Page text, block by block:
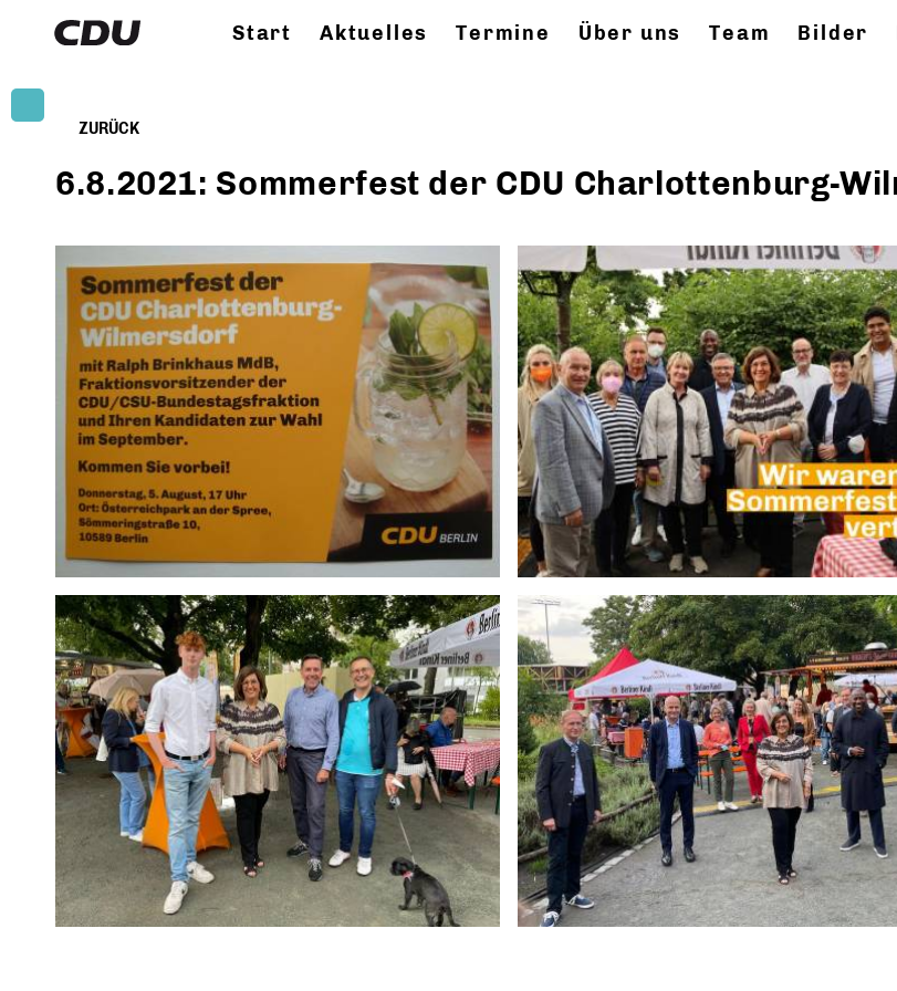
Start Aktuelles Termine Über uns Team Bilder
ZURÜCK
6.8.2021: Sommerfest der CDU Charlottenburg-